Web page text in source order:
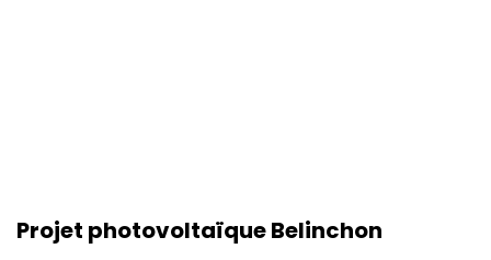
Projet photovoltaïque Belinchon